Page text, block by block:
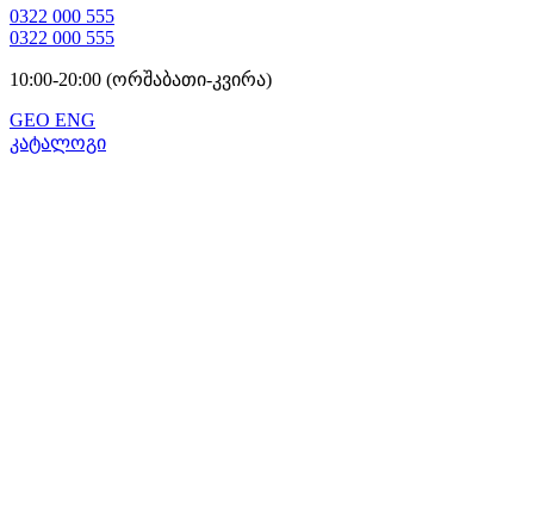
0322 000 555
0322 000 555
10:00-20:00 (ორშაბათი-კვირა)
GEO ENG
კატალოგი